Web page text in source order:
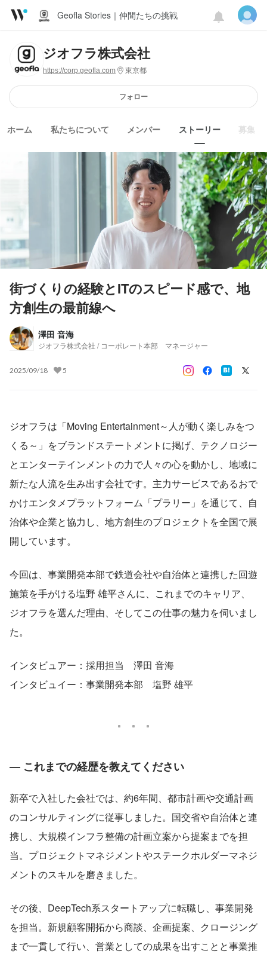
Geofla Stories｜仲間たちの挑戦
ジオフラ株式会社
https://corp.geofla.com 東京都
フォロー
ホーム 私たちについて メンバー ストーリー 募集
街づくりの経験とITのスピード感で、地
方創生の最前線へ
澤田 音海
ジオフラ株式会社 / コーポレート本部 マネージャー
2025/09/18 5
ジオフラは「Moving Entertainment～人が動く楽しみをつ
くる～」をブランドステートメントに掲げ、テクノロジー
とエンターテインメントの力で人々の心を動かし、地域に
新たな人流を生み出す会社です。主力サービスであるおで
かけエンタメプラットフォーム「プラリー」を通じて、自
治体や企業と協力し、地方創生のプロジェクトを全国で展
開しています。
今回は、事業開発本部で鉄道会社や自治体と連携した回遊
施策を手がける塩野 雄平さんに、これまでのキャリア、
ジオフラを選んだ理由、そしてこの仕事の魅力を伺いまし
た。
インタビュアー：採用担当　澤田 音海
インタビュイー：事業開発本部　塩野 雄平
― これまでの経歴を教えてください
新卒で入社した会社では、約6年間、都市計画や交通計画
のコンサルティングに従事しました。国交省や自治体と連
携し、大規模インフラ整備の計画立案から提案までを担
当。プロジェクトマネジメントやステークホルダーマネジ
メントのスキルを磨きました。
その後、DeepTech系スタートアップに転職し、事業開発
を担当。新規顧客開拓から商談、企画提案、クロージング
まで一貫して行い、営業としての成果を出すことと事業推